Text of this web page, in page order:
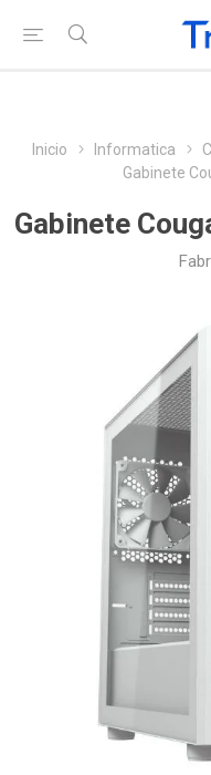
Inicio Informatica
Gabinete
Gabinete